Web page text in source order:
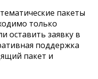
пакеты
только
оставить заявку в
поддержка
пакет и